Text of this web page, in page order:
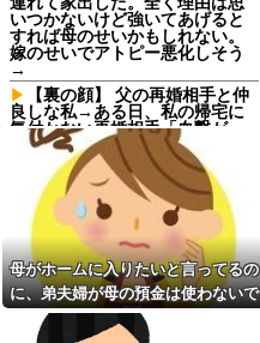
いつかないけど強いてあげると
すれば母のせいかもしれない。
嫁のせいでアトピー悪化しそう
→
【裏の顔】 父の再婚相手と仲
良しな私→ある日、私の帰宅に
気付かない再婚相手「血繋がっ
てないのに大学費用出さなきゃ
いけないの腹立つわ…姑だった
ら先に亡くなるのに笑」私
「…」
友達は料理を一口二口食べて
は他の料理に行く。「料理の味
にすぐ飽きて同じ物をずっと食
べていると辛い」らしい
義母が「髪の毛ばかり落ちて
いる」と言うのでベリーショー
トにした。その後の掃除で出た
母がホームに入りたいと言ってるの
に、弟夫婦が母の預金は使わないで
と言ってきた。我が弟ながら情けな